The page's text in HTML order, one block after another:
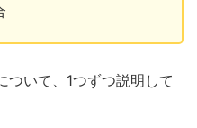
ついて、1つずつ説明して